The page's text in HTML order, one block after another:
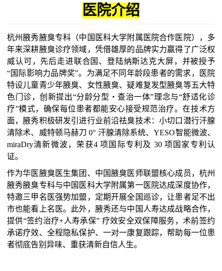
医院介绍
杭州腋秀腋臭专科（中国医科大学附属医院合作医院）
，多
年来深耕腋臭诊疗领域，凭借雄厚的品牌实力赢得了广泛权
威认可，先后走进联合国、登陆纳斯达克大屏，并被授予
“国际影响力品牌奖”。为满足不同年龄段患者的需求，
医院
特设儿童青少年腋臭、女性腋臭、疑难复发型腋臭等五大特
色门诊，创新提出“分龄分型・查治一体”理念与“舒适化诊
疗”模式， 确保每位患者都能安心接受规范治疗。在技术方
面，腋秀积极研发引进行业前沿祛臭技术：小切口潜行汗腺
清除术、威特顿马赫刀 0° 汗腺清除系统、YESO智能微波、
miraDry清新微波，荣获4 项国际专利及 30 项国家专利认
证。
作为华医腋臭医生集团、中国腋臭医师联盟核心成员， 杭州
腋秀腋臭专科与中国医科大学附属第一医院达成深度协作，
特邀三甲名医强势加盟， 定期开展全国巡诊，让患者足不出
市也能看上名医。此外，腋秀还与中国人寿达成战略合作，
提供“签约治疗+人寿承保” 疗效安全双保障服务，术前签约
承诺疗效、 全程隐私保护、一对一康复跟踪，帮助每一位患
者彻底告别异味、重获清新自信人生。